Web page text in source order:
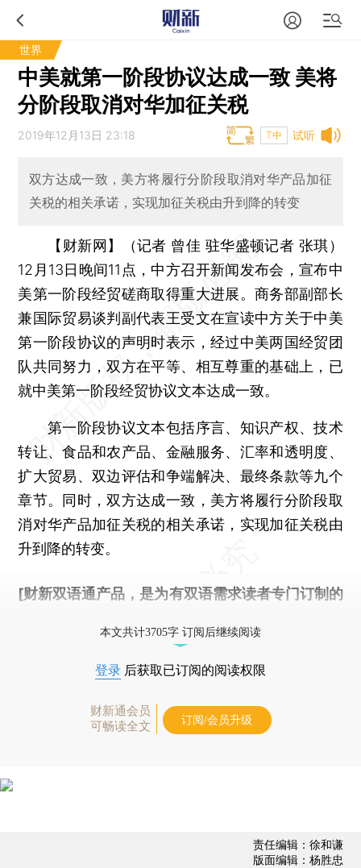
世界
中美就第一阶段协议达成一致 美将
分阶段取消对华加征关税
试听
2019年12月13日 23:18 T中
双方达成一致，美方将履行分阶段取消对华产品加征
关税的相关承诺，实现加征关税由升到降的转变
【财新网】（记者 曾佳 驻华盛顿记者 张琪）
12月13日晚间11点，中方召开新闻发布会，宣布中
美第一阶段经贸磋商取得重大进展。商务部副部长
兼国际贸易谈判副代表王受文在宣读中方关于中美
第一阶段协议的声明时表示，经过中美两国经贸团
队共同努力，双方在平等、相互尊重的基础上，已
就中美第一阶段经贸协议文本达成一致。
第一阶段协议文本包括序言、知识产权、技术
转让、食品和农产品、金融服务、汇率和透明度、
扩大贸易、双边评估和争端解决、最终条款等九个
章节。同时，双方达成一致，美方将履行分阶段取
消对华产品加征关税的相关承诺，实现加征关税由
升到降的转变。
[财新双语通产品，是为有双语需求读者专门订制的
本文共计3705字 订阅后继续阅读
登录 后获取已订阅的阅读权限
财新通会员
可畅读全文
订阅/会员升级
责任编辑：徐和谦
版面编辑：杨胜忠